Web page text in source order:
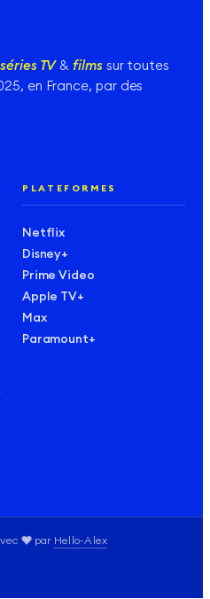
séries TV&filmssur toutes
en France, par des
PLATEFORMES
Netflix
Disney+
Prime Video
Apple TV+
Max
Paramount+
❤️amour
par Hello-Alex